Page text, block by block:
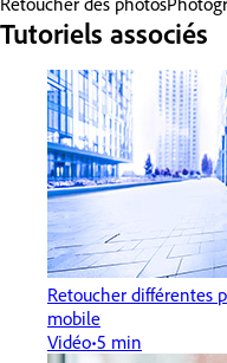
Tutoriels associés
Retoucher différentes
mobile
Vidéo 5 min